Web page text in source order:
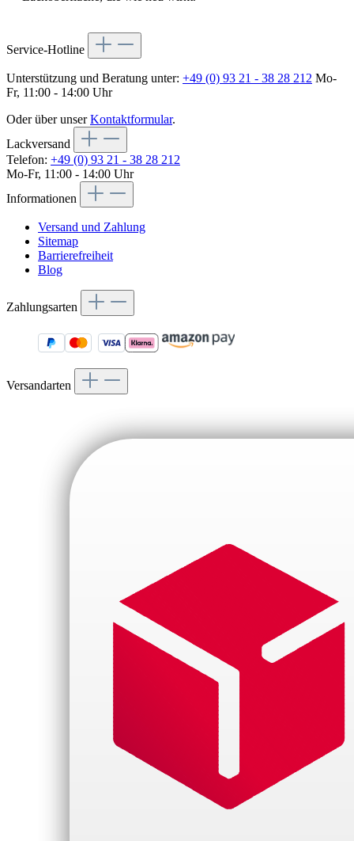
Service-Hotline
Unterstützung und Beratung unter: +49 (0) 93 21 - 38 28 212 Mo-
Fr, 11:00 - 14:00 Uhr
Oder über unserKontaktformular.
Lackversand
Telefon: +49 (0) 93 21 - 38 28 212
Mo-Fr, 11:00 - 14:00 Uhr
Informationen
Versand und Zahlung
Sitemap
Barrierefreiheit
Blog
Zahlungsarten
Versandarten